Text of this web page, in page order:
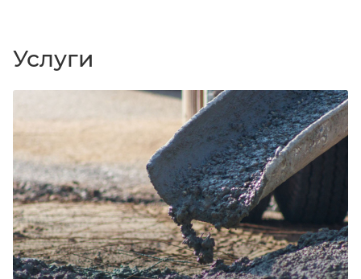
Услуги